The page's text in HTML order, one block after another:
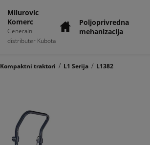
Milurovic
Komerc
Generalni
distributer Kubota
Poljoprivredna
mehanizacija
Kompaktni traktori / L1 Serija / L1382